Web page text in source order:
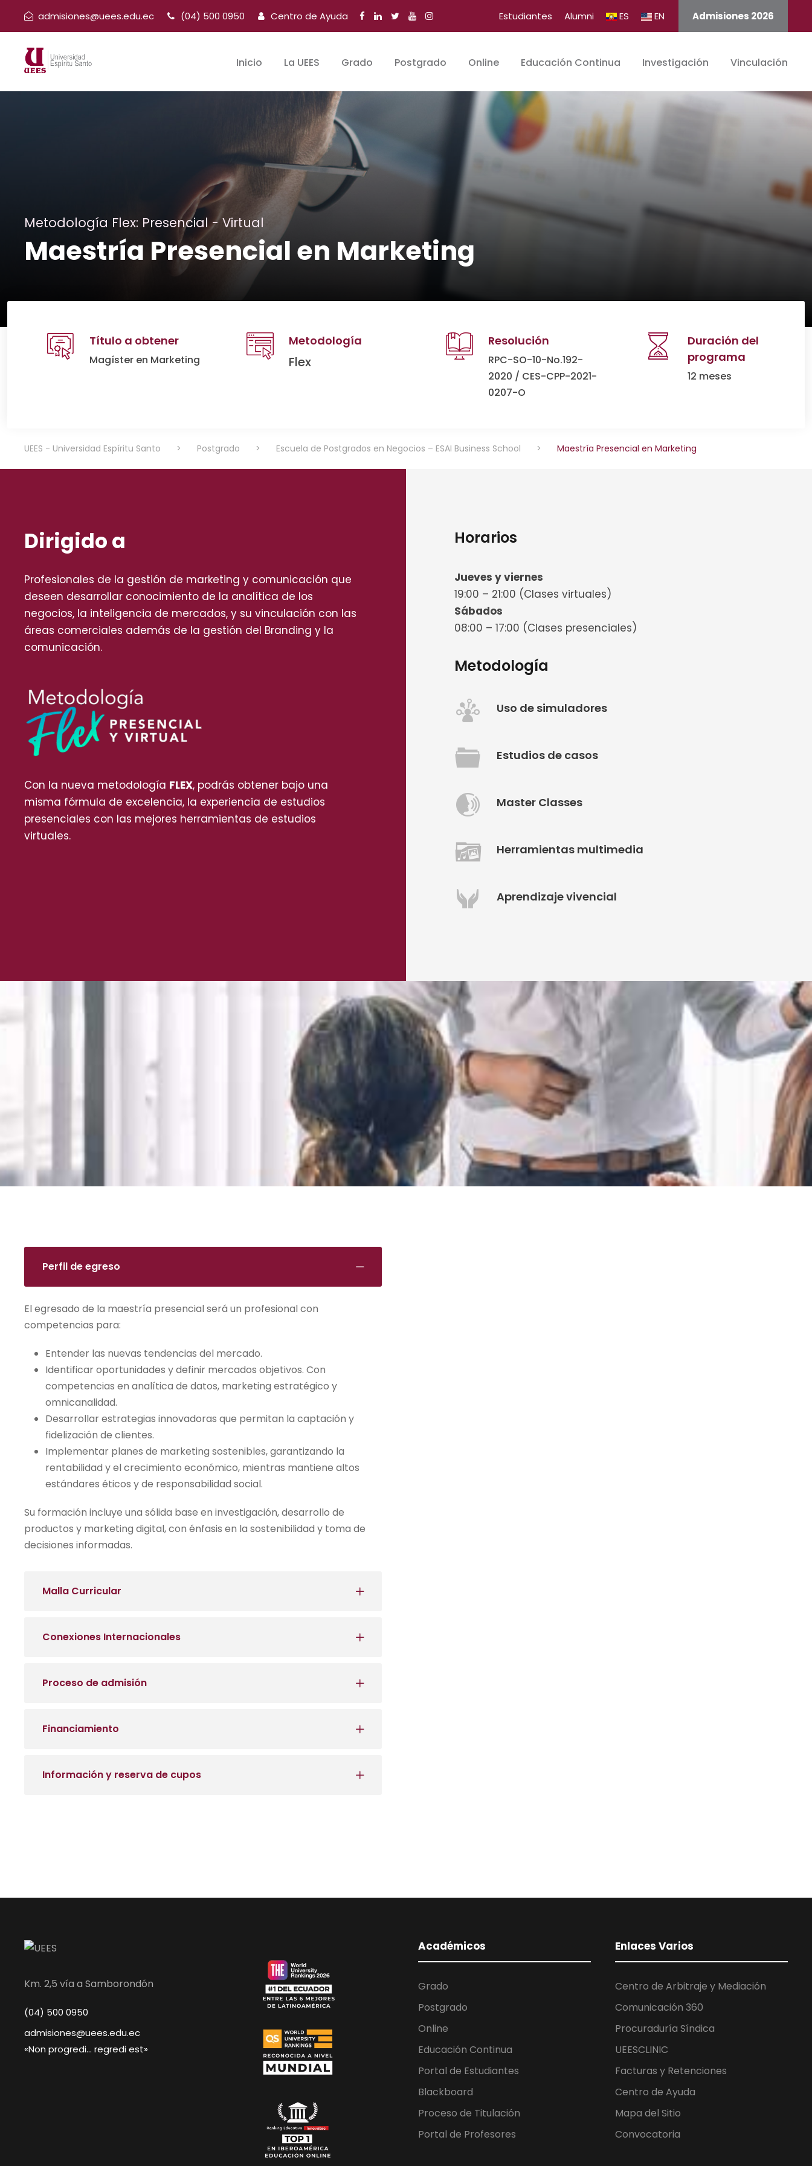
admisiones@uees.edu.ec (04) 500 0950 Centro de Ayuda Estudiantes Alumni ES EN Admisiones 2026
Inicio La UEES Grado Postgrado Online Educación Continua Investigación Vinculación
Metodología Flex: Presencial - Virtual
Maestría Presencial en Marketing
Título a obtener
Magíster en Marketing
Metodología
Flex
Resolución
RPC-SO-10-No.192-
2020 / CES-CPP-2021-
0207-O
Duración del
programa
12 meses
UEES - Universidad Espíritu Santo > Postgrado > Escuela de Postgrados en Negocios – ESAI Business School > Maestría Presencial en Marketing
Dirigido a
Profesionales de la gestión de marketing y comunicación que
deseen desarrollar conocimiento de la analítica de los
negocios, la inteligencia de mercados, y su vinculación con las
áreas comerciales además de la gestión del Branding y la
comunicación.
Con la nueva metodología FLEX, podrás obtener bajo una
misma fórmula de excelencia, la experiencia de estudios
presenciales con las mejores herramientas de estudios
virtuales.
Horarios
Jueves y viernes
19:00 – 21:00 (Clases virtuales)
Sábados
08:00 – 17:00 (Clases presenciales)
Metodología
Uso de simuladores
Estudios de casos
Master Classes
Herramientas multimedia
Aprendizaje vivencial
Perfil de egreso
El egresado de la maestría presencial será un profesional con
competencias para:
Entender las nuevas tendencias del mercado.
Identificar oportunidades y definir mercados objetivos. Con
competencias en analítica de datos, marketing estratégico y
omnicanalidad.
Desarrollar estrategias innovadoras que permitan la captación y
fidelización de clientes.
Implementar planes de marketing sostenibles, garantizando la
rentabilidad y el crecimiento económico, mientras mantiene altos
estándares éticos y de responsabilidad social.
Su formación incluye una sólida base en investigación, desarrollo de
productos y marketing digital, con énfasis en la sostenibilidad y toma de
decisiones informadas.
Malla Curricular
Conexiones Internacionales
Proceso de admisión
Financiamiento
Información y reserva de cupos
Km. 2,5 vía a Samborondón
(04) 500 0950
admisiones@uees.edu.ec
«Non progredi… regredi est»
Académicos
Grado
Postgrado
Online
Educación Continua
Portal de Estudiantes
Blackboard
Proceso de Titulación
Portal de Profesores
Enlaces Varios
Centro de Arbitraje y Mediación
Comunicación 360
Procuraduría Síndica
UEESCLINIC
Facturas y Retenciones
Centro de Ayuda
Mapa del Sitio
Convocatoria